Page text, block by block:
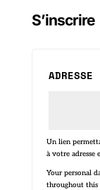
S’inscrire
Un lien
à votre adresse
Your personal
throughout this